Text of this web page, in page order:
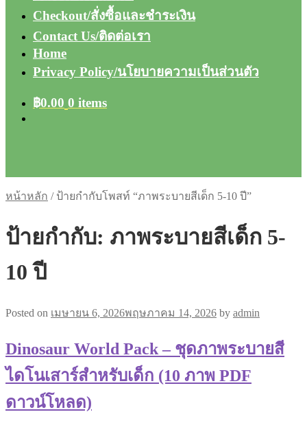
Checkout/สั่งซื้อและชำระเงิน
Contact Us/ติดต่อเรา
Home
Privacy Policy/นโยบายความเป็นส่วนตัว
฿0.00 0 items
หน้าหลัก / ป้ายกำกับโพสท์ “ภาพระบายสีเด็ก 5-10 ปี”
ป้ายกำกับ: ภาพระบายสีเด็ก 5-
10 ปี
Posted on เมษายน 6, 2026พฤษภาคม 14, 2026 by admin
Dinosaur World Pack – ชุดภาพระบายสี
ไดโนเสาร์สำหรับเด็ก (10 ภาพ PDF
ดาวน์โหลด)